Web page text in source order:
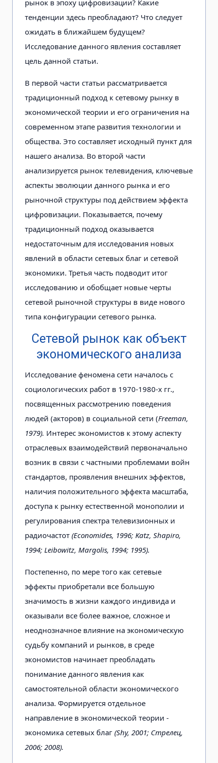
рынок в эпоху цифровизации? Какие
тенденции здесь преобладают? Что следует
ожидать в ближайшем будущем?
Исследование данного явления составляет
цель данной статьи.
В первой части статьи рассматривается
традиционный подход к сетевому рынку в
экономической теории и его ограничения на
современном этапе развития технологии и
общества. Это составляет исходный пункт для
нашего анализа. Во второй части
анализируется рынок телевидения, ключевые
аспекты эволюции данного рынка и его
рыночной структуры под действием эффекта
цифровизации. Показывается, почему
традиционный подход оказывается
недостаточным для исследования новых
явлений в области сетевых благ и сетевой
экономики. Третья часть подводит итог
исследованию и обобщает новые черты
сетевой рыночной структуры в виде нового
типа конфигурации сетевого рынка.
Сетевой рынок как объект
экономического анализа
Исследование феномена сети началось с
социологических работ в 1970-1980-х гг.,
посвященных рассмотрению поведения
людей (акторов) в социальной сети (Freeman,
1979). Интерес экономистов к этому аспекту
отраслевых взаимодействий первоначально
возник в связи с частными проблемами войн
стандартов, проявления внешних эффектов,
наличия положительного эффекта масштаба,
доступа к рынку естественной монополии и
регулирования спектра телевизионных и
радиочастот (Economides, 1996; Katz, Shapiro,
1994; Leibowitz, Margolis, 1994; 1995).
Постепенно, по мере того как сетевые
эффекты приобретали все большую
значимость в жизни каждого индивида и
оказывали все более важное, сложное и
неоднозначное влияние на экономическую
судьбу компаний и рынков, в среде
экономистов начинает преобладать
понимание данного явления как
самостоятельной области экономического
анализа. Формируется отдельное
направление в экономической теории -
экономика сетевых благ (Shy, 2001; Стрелец,
2006; 2008).